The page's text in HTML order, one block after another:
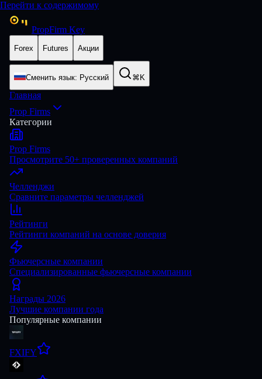
Перейти к содержимому
PropFirm Key
Forex Futures Акции
Сменить язык: Русский ⌘K
Главная
Prop Firms
Категории
Prop Firms
Просмотрите 50+ проверенных компаний
Челленджи
Сравните параметры челленджей
Рейтинги
Рейтинги компаний на основе доверия
Фьючерсные компании
Специализированные фьючерсные компании
Награды 2026
Лучшие компании года
Популярные компании
FXIFY